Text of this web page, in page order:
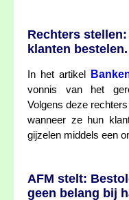
Rechters
klanten bestelen.
In het artikel
vonnis van het
Volgens deze
wanneer ze hun
gijzelen middels een
AFM stelt:
geen belang bij